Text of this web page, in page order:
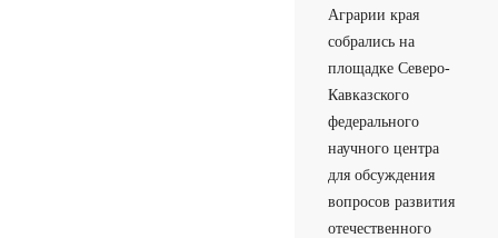
Аграрии края
собрались на
площадке Северо-
Кавказского
федерального
научного центра
для обсуждения
вопросов развития
отечественного